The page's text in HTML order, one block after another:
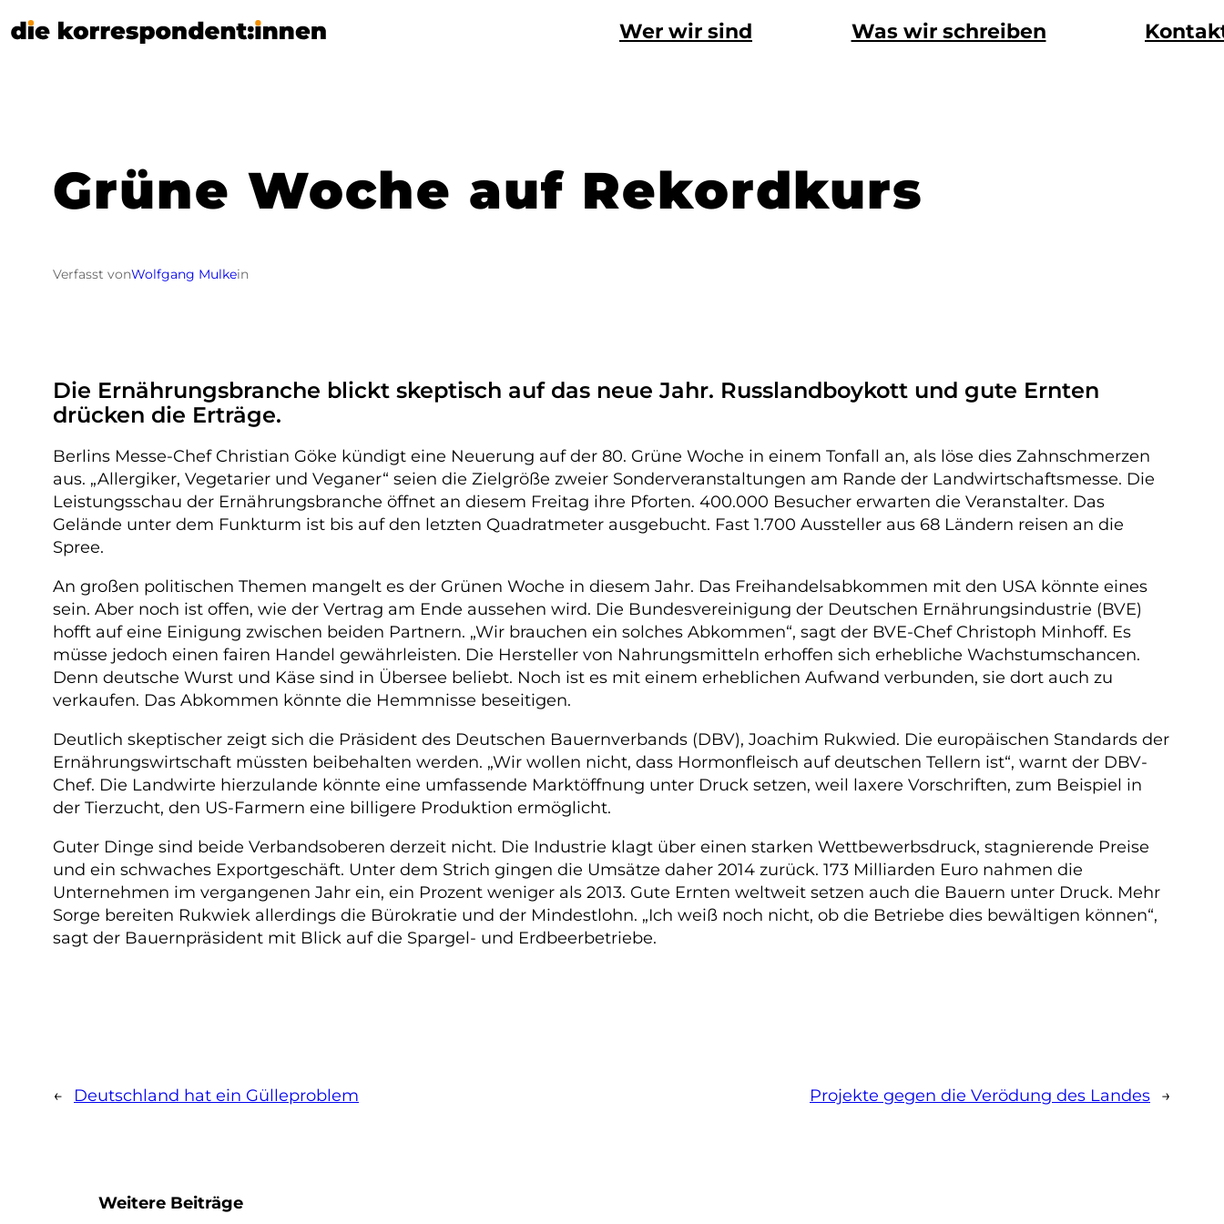
Wer wir sind Was wir schreiben
Grüne Woche auf Rekordkurs
Verfasst vonWolfgang Mulkein
Die Ernährungsbranche blickt skeptisch auf das neue Jahr. Russlandboykott und gute Ernten
drücken die Erträge.
Berlins Messe-Chef Christian Göke kündigt eine Neuerung auf der 80. Grüne Woche in einem Tonfall an, als löse dies Zahnschmerzen
aus. „Allergiker, Vegetarier und Veganer“ seien die Zielgröße zweier Sonderveranstaltungen am Rande der Landwirtschaftsmesse. Die
Leistungsschau der Ernährungsbranche öffnet an diesem Freitag ihre Pforten. 400.000 Besucher erwarten die Veranstalter. Das
Gelände unter dem Funkturm ist bis auf den letzten Quadratmeter ausgebucht. Fast 1.700 Aussteller aus 68 Ländern reisen an die
Spree.
An großen politischen Themen mangelt es der Grünen Woche in diesem Jahr. Das Freihandelsabkommen mit den USA könnte eines
sein. Aber noch ist offen, wie der Vertrag am Ende aussehen wird. Die Bundesvereinigung der Deutschen Ernährungsindustrie (BVE)
hofft auf eine Einigung zwischen beiden Partnern. „Wir brauchen ein solches Abkommen“, sagt der BVE-Chef Christoph Minhoff. Es
müsse jedoch einen fairen Handel gewährleisten. Die Hersteller von Nahrungsmitteln erhoffen sich erhebliche Wachstumschancen.
Denn deutsche Wurst und Käse sind in Übersee beliebt. Noch ist es mit einem erheblichen Aufwand verbunden, sie dort auch zu
verkaufen. Das Abkommen könnte die Hemmnisse beseitigen.
Deutlich skeptischer zeigt sich die Präsident des Deutschen Bauernverbands (DBV), Joachim Rukwied. Die europäischen Standards der
Ernährungswirtschaft müssten beibehalten werden. „Wir wollen nicht, dass Hormonfleisch auf deutschen Tellern ist“, warnt der DBV-
Chef. Die Landwirte hierzulande könnte eine umfassende Marktöffnung unter Druck setzen, weil laxere Vorschriften, zum Beispiel in
der Tierzucht, den US-Farmern eine billigere Produktion ermöglicht.
Guter Dinge sind beide Verbandsoberen derzeit nicht. Die Industrie klagt über einen starken Wettbewerbsdruck, stagnierende Preise
und ein schwaches Exportgeschäft. Unter dem Strich gingen die Umsätze daher 2014 zurück. 173 Milliarden Euro nahmen die
Unternehmen im vergangenen Jahr ein, ein Prozent weniger als 2013. Gute Ernten weltweit setzen auch die Bauern unter Druck. Mehr
Sorge bereiten Rukwiek allerdings die Bürokratie und der Mindestlohn. „Ich weiß noch nicht, ob die Betriebe dies bewältigen können“,
sagt der Bauernpräsident mit Blick auf die Spargel- und Erdbeerbetriebe.
← Deutschland hat ein Gülleproblem Projekte gegen die Verödung des Landes →
Weitere Beiträge